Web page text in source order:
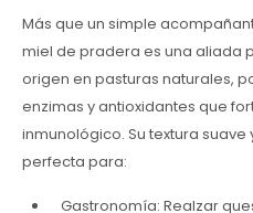
Más que un simple
miel de pradera es una aliada
origen en pasturas naturales,
enzimas y antioxidantes que
inmunológico. Su textura
perfecta para:
Gastronomía: Realzar